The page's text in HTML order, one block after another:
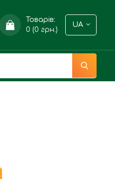
Товарів:
0 (0 грн.)
UA